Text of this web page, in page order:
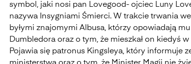
symbol, jaki nosi pan Lovegood- ojciec Luny
nazywa Insygniami Śmierci. W trakcie trwania
byłymi znajomymi Albusa, którzy opowiadają
Dumbledora oraz o tym, że mieszkał on kiedyś
Pojawia się patronus Kingsleya, który informuje